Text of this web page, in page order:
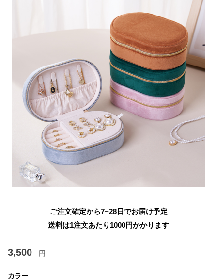
ご注文確定から7~28日でお届け予定
送料は1注文あたり 1000円かかります
3,500 円
カラー